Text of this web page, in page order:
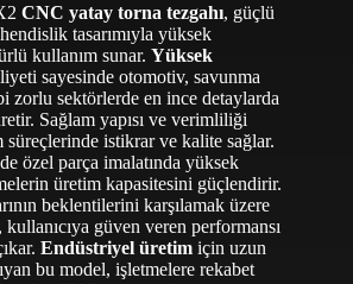
CNC yatay torna tezgahı, güçlü
tasarımıyla yüksek
kullanım sunar. Yüksek
sayesinde otomotiv, savunma
zorlu sektörlerde en ince detaylarda
Sağlam yapısı ve verimliliği
istikrar ve kalite sağlar.
özel parça imalatında yüksek
üretim kapasitesini güçlendirir.
beklentilerini karşılamak üzere
güven veren performansı
Endüstriyel üretim için uzun
bu model, işletmelere rekabet